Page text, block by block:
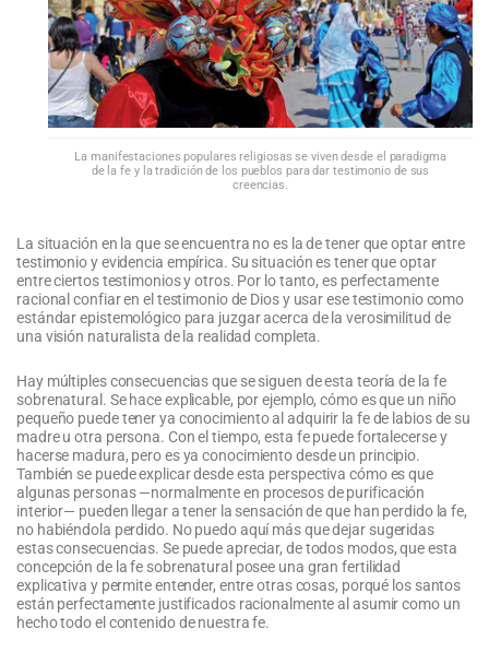
La manifestaciones populares religiosas se viven desde el paradigma
de la fe y la tradición de los pueblos para dar testimonio de sus
creencias.
La situación en la que se encuentra no es la de tener que optar entre
testimonio y evidencia empírica. Su situación es tener que optar
entre ciertos testimonios y otros. Por lo tanto, es perfectamente
racional confiar en el testimonio de Dios y usar ese testimonio como
estándar epistemológico para juzgar acerca de la verosimilitud de
una visión naturalista de la realidad completa.
Hay múltiples consecuencias que se siguen de esta teoría de la fe
sobrenatural. Se hace explicable, por ejemplo, cómo es que un niño
pequeño puede tener ya conocimiento al adquirir la fe de labios de su
madre u otra persona. Con el tiempo, esta fe puede fortalecerse y
hacerse madura, pero es ya conocimiento desde un principio.
También se puede explicar desde esta perspectiva cómo es que
algunas personas —normalmente en procesos de purificación
interior— pueden llegar a tener la sensación de que han perdido la fe,
no habiéndola perdido. No puedo aquí más que dejar sugeridas
estas consecuencias. Se puede apreciar, de todos modos, que esta
concepción de la fe sobrenatural posee una gran fertilidad
explicativa y permite entender, entre otras cosas, porqué los santos
están perfectamente justificados racionalmente al asumir como un
hecho todo el contenido de nuestra fe.